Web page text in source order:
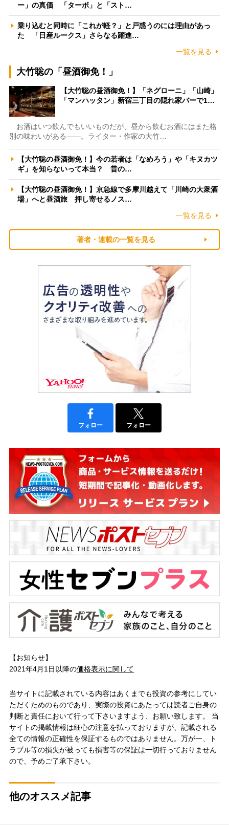
ー」の真価 「ターボ」と「スト…
乗り込むと同時に「これが軽？」と戸惑うのには理由があっ
た 「日産ルークス」さらなる躍進…
一覧を見る
大竹聡の「昼酒御免！」
【大竹聡の昼酒御免！】「ネグローニ」「山崎」
「マンハッタン」新宿三丁目の隠れ家バーで1…
お酒はいつ飲んでもいいものだが、昼から飲むお酒にはまた格
別の味わいがある――。ライター・作家の大竹…
【大竹聡の昼酒御免！】今の若者は「なめろう」や「キヌカツ
ギ」を知らないって本当？ 昔の…
【大竹聡の昼酒御免！】京急線で多摩川越えて「川崎の大衆酒
場」へと昼酒旅 押し寄せるノス…
一覧を見る
著者・連載の一覧を見る
フォロー フォロー
【お知らせ】
2021年4月1日以降の価格表示に関して
当サイトに記載されている内容はあくまでも投資の参考にしてい
ただくためのものであり、実際の投資にあたっては読者ご自身の
判断と責任において行って下さいますよう、お願い致します。 当
サイトの掲載情報は細心の注意を払っておりますが、記載される
全ての情報の正確性を保証するものではありません。万が一、ト
ラブル等の損失が被っても損害等の保証は一切行っておりません
ので、予めご了承下さい。
他のオススメ記事